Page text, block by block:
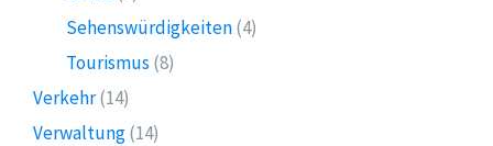
Sehenswürdigkeiten(4)
Tourismus (8)
Verkehr(14)
Verwaltung(14)